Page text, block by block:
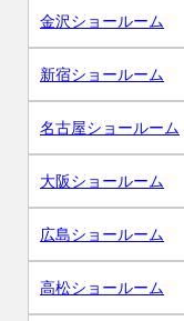
金沢ショールーム
新宿ショールーム
名古屋ショールーム
大阪ショールーム
広島ショールーム
高松ショールーム